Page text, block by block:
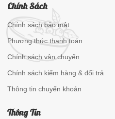
Chính Sách
Chính sách bảo mật
Phương thức thanh toán
Chính sách vận chuyển
Chính sách kiểm hàng & đổi trả
Thông tin chuyển khoản
Thông Tin